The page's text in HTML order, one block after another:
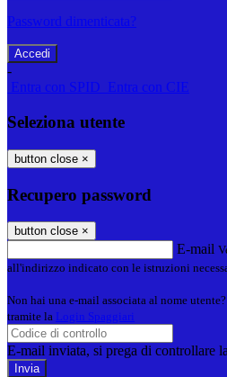
Password dimenticata?
-
Entra con SPID
Entra con CIE
Seleziona utente
button close ×
Recupero password
button close ×
E-mail
all'indirizzo indicato con le istruzioni
Non hai una e-mail associata al nome
tramite la Login Spaggiari
E-mail inviata, si prega di controllare